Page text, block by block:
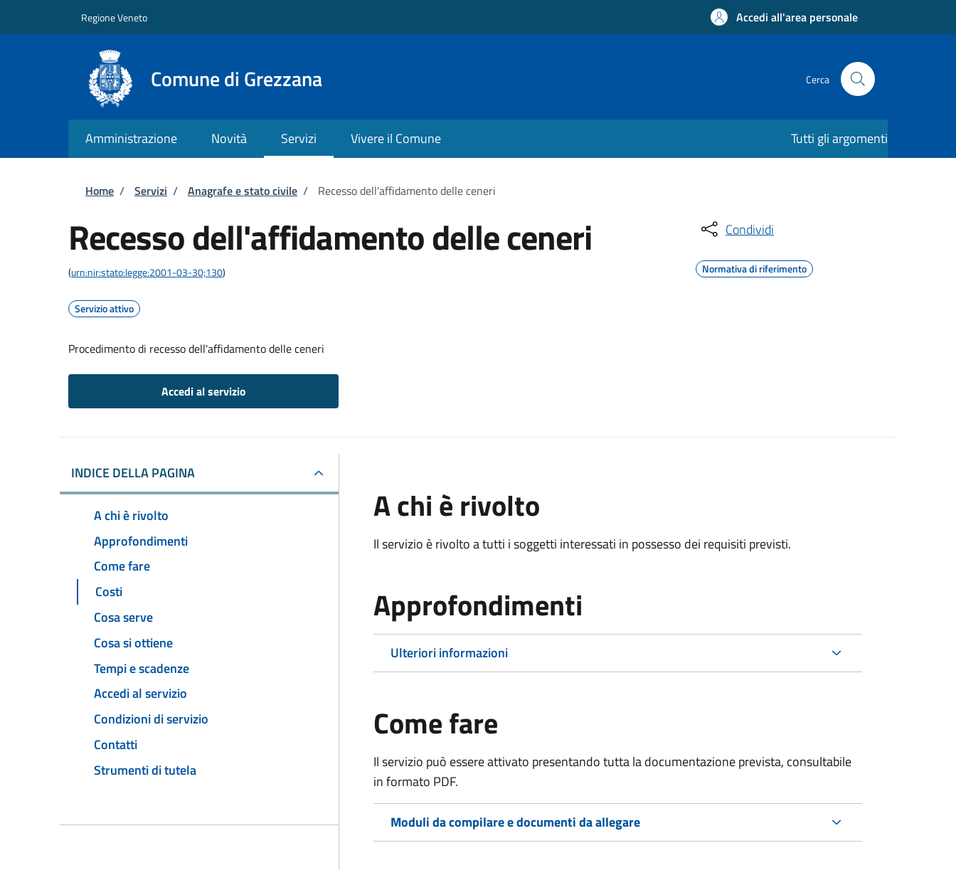
Regione Veneto Accedi all'area personale
Comune di Grezzana Cerca
Amministrazione Novità Servizi Vivere il Comune Tutti gli argomenti
Briciole di pane
Home / Servizi / Anagrafe e stato civile / Recesso dell'affidamento delle ceneri
Recesso dell'affidamento delle ceneri
(urn:nir:stato:legge:2001-03-30;130)
Servizio attivo
Procedimento di recesso dell'affidamento delle ceneri
Accedi al servizio
Condividi
Normativa di riferimento
INDICE DELLA PAGINA
A chi è rivolto
Approfondimenti
Come fare
Costi
Cosa serve
Cosa si ottiene
Tempi e scadenze
Accedi al servizio
Condizioni di servizio
Contatti
Strumenti di tutela
A chi è rivolto
Il servizio è rivolto a tutti i soggetti interessati in possesso dei requisiti previsti.
Approfondimenti
Ulteriori informazioni
Come fare
Il servizio può essere attivato presentando tutta la documentazione prevista, consultabile
in formato PDF.
Moduli da compilare e documenti da allegare